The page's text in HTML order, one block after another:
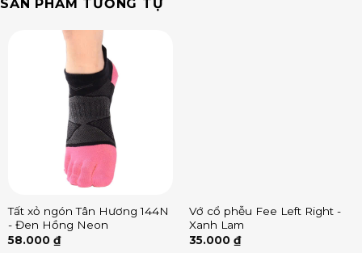
SẢN PHẨM TƯƠNG TỰ
Tất xỏ ngón Tân Hương 144N
- Đen Hồng Neon
58.000 ₫
Vớ cổ phễu Fee Left Right -
Xanh Lam
35.000 ₫